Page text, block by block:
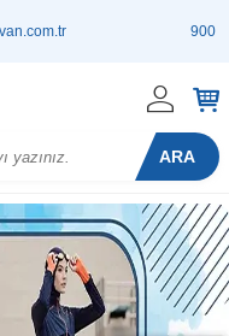
900 TL ve Üzeri
ARA